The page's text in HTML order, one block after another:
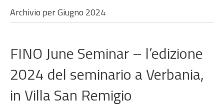
Archivio per Giugno 2024
FINO June Seminar – l’edizione
2024 del seminario a Verbania,
in Villa San Remigio